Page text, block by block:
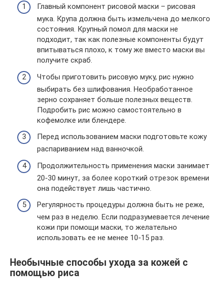
Главный компонент рисовой маски – рисовая
мука. Крупа должна быть измельчена до мелкого
состояния. Крупный помол для маски не
подходит, так как полезные компоненты будут
впитываться плохо, к тому же вместо маски вы
получите скраб.
Чтобы приготовить рисовую муку, рис нужно
выбирать без шлифования. Необработанное
зерно сохраняет больше полезных веществ.
Подробить рис можно самостоятельно в
кофемолке или блендере.
Перед использованием маски подготовьте кожу
распариванием над ванночкой.
Продолжительность применения маски занимает
20-30 минут, за более короткий отрезок времени
она подействует лишь частично.
Регулярность процедуры должна быть не реже,
чем раз в неделю. Если подразумевается лечение
кожи при помощи маски, то желательно
использовать ее не менее 10-15 раз.
Необычные способы ухода за кожей с
помощью риса